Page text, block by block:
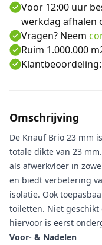
Voor 12:00 uur
werkdag afhalen
Vragen? Neem
Ruim 1.000.000
Omschrijving
De Knauf Brio 23 mm
totale dikte van 23
als afwerkvloer in
en biedt verbetering
isolatie. Ook
toiletten. Niet geschikt
hiervoor is eerst
Voor- & Nadelen